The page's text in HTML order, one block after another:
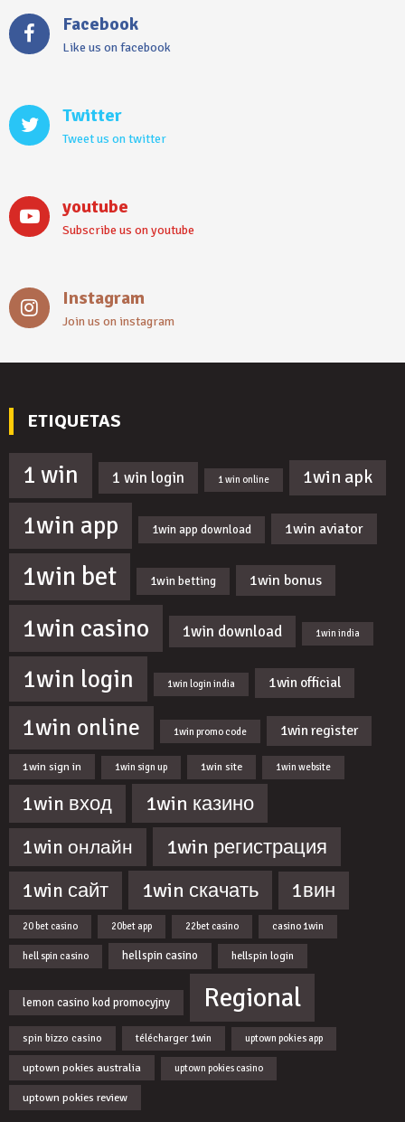
Facebook
Like us on facebook
Twitter
Tweet us on twitter
youtube
Subscribe us on youtube
Instagram
Join us on instagram
ETIQUETAS
1 win 1 win login 1 win online 1win apk
1win app 1win app download 1win aviator
1win bet 1win betting 1win bonus
1win casino 1win download 1win india
1win login 1win login india 1win official
1win online 1win promo code 1win register
1win sign in 1win sign up 1win site 1win website
1win вход 1win казино
1win онлайн 1win регистрация
1win сайт 1win скачать 1вин
20 bet casino 20bet app 22bet casino casino 1win
hell spin casino hellspin casino hellspin login
lemon casino kod promocyjny Regional
spin bizzo casino télécharger 1win uptown pokies app
uptown pokies australia uptown pokies casino
uptown pokies review